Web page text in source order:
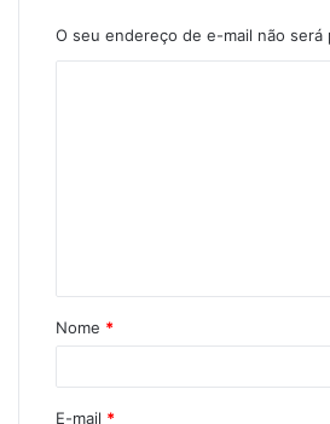
O seu endereço de e-mail não será
Nome *
E-mail *